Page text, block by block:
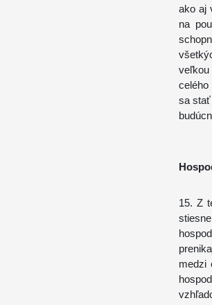
ako aj
na
celého
sa stať
15. Z
medzi